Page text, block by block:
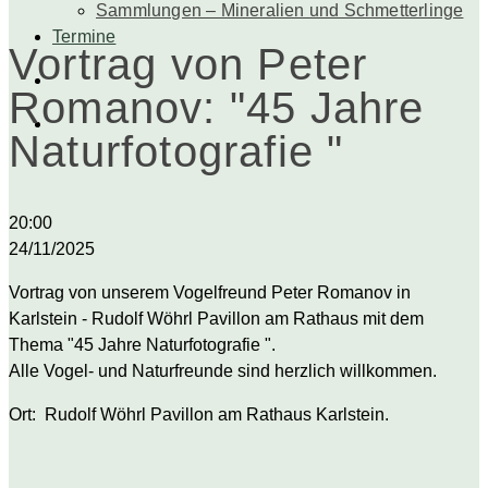
Sammlungen – Mineralien und Schmetterlinge
Termine
Vortrag von Peter
Romanov: "45 Jahre
Naturfotografie "
Vortrag
von
Romanov:
"45
Jahre
Naturfotografie
"
20:00
24/11/2025
Vortrag von unserem Vogelfreund Peter Romanov in
Karlstein - Rudolf Wöhrl Pavillon am Rathaus mit dem
Thema "45 Jahre Naturfotografie ".
Alle Vogel- und Naturfreunde sind herzlich willkommen.
Ort: Rudolf Wöhrl Pavillon am Rathaus Karlstein.